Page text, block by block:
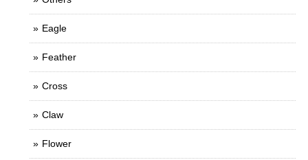
Eagle
Feather
Cross
Claw
Flower